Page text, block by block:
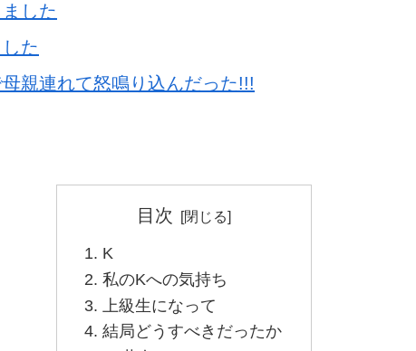
した
た
親連れて怒鳴り込んだった!!!
目次
K
私のKへの気持ち
上級生になって
結局どうすべきだったか